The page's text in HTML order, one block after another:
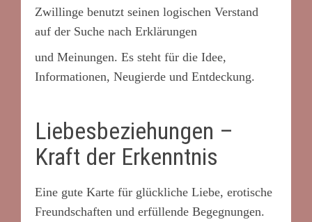
Zwillinge benutzt seinen logischen Verstand
auf der Suche nach Erklärungen
und Meinungen. Es steht für die Idee,
Informationen, Neugierde und Entdeckung.
Liebesbeziehungen –
Kraft der Erkenntnis
Eine gute Karte für glückliche Liebe, erotische
Freundschaften und erfüllende Begegnungen.